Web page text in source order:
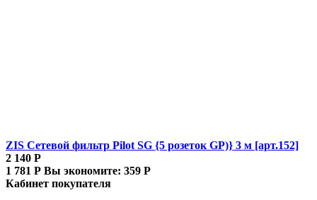
ZIS Сетевой фильтр Pilot SG {5 розеток GP)} 3 м [арт.152]
2 140 Р
1 781 Р Вы экономите: 359 Р
Кабинет покупателя